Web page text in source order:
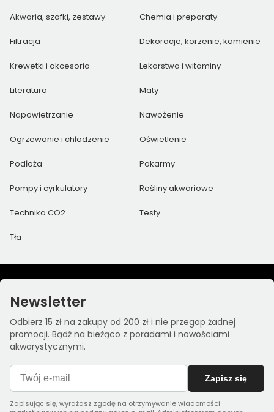
Akwaria, szafki, zestawy Chemia i preparaty
Filtracja Dekoracje, korzenie, kamienie
Krewetki i akcesoria Lekarstwa i witaminy
Literatura Maty
Napowietrzanie Nawożenie
Ogrzewanie i chłodzenie Oświetlenie
Podłoża Pokarmy
Pompy i cyrkulatory Rośliny akwariowe
Technika CO2 Testy
Tła
Newsletter
Odbierz 15 zł na zakupy od 200 zł i nie przegap żadnej
promocji. Bądź na bieżąco z poradami i nowościami
akwarystycznymi.
Zapisz się
Zapisując się, wyrażasz zgodę na otrzymywanie wiadomości